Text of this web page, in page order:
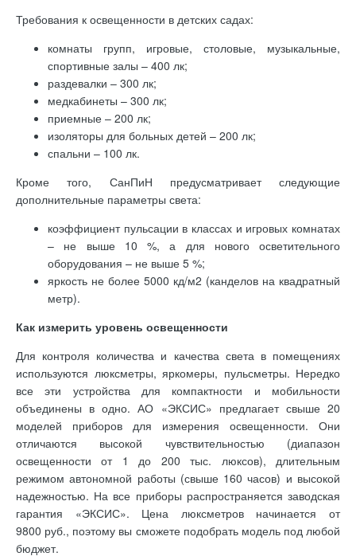
Требования к освещенности в детских садах:
комнаты групп, игровые, столовые, музыкальные,
спортивные залы – 400 лк;
раздевалки – 300 лк;
медкабинеты – 300 лк;
приемные – 200 лк;
изоляторы для больных детей – 200 лк;
спальни – 100 лк.
Кроме того, СанПиН предусматривает следующие
дополнительные параметры света:
коэффициент пульсации в классах и игровых комнатах
– не выше 10 %, а для нового осветительного
оборудования – не выше 5 %;
яркость не более 5000 кд/м2 (канделов на квадратный
метр).
Как измерить уровень освещенности
Для контроля количества и качества света в помещениях
используются люксметры, яркомеры, пульсметры. Нередко
все эти устройства для компактности и мобильности
объединены в одно. АО «ЭКСИС» предлагает свыше 20
моделей приборов для измерения освещенности. Они
отличаются высокой чувствительностью (диапазон
освещенности от 1 до 200 тыс. люксов), длительным
режимом автономной работы (свыше 160 часов) и высокой
надежностью. На все приборы распространяется заводская
гарантия «ЭКСИС». Цена люксметров начинается от
9800 руб., поэтому вы сможете подобрать модель под любой
бюджет.